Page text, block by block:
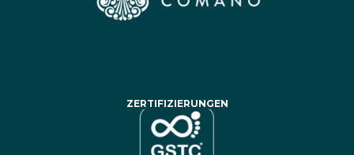
ZERTIFIZIERUNGEN